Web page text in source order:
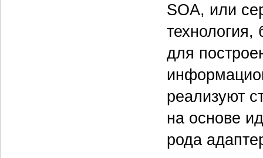
SOA, или
для
реализуют
на основе
рода